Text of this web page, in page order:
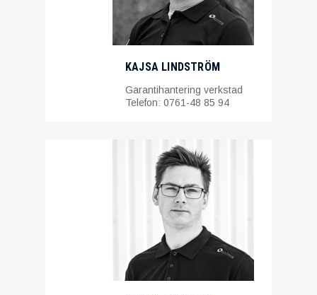
KAJSA LINDSTRÖM
Garantihantering verkstad
Telefon: 0761-48 85 94